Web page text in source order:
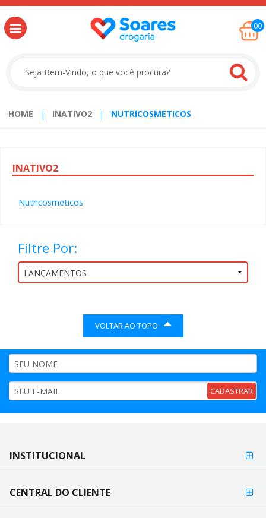
00
HOME INATIVO2 NUTRICOSMETICOS
INATIVO2
Nutricosmeticos
Filtre Por:
VOLTAR AO TOPO
CADASTRAR
FORMAS
FORMAS DE
PAGAMENTO
INSTITUCIONAL
CENTRAL DO CLIENTE